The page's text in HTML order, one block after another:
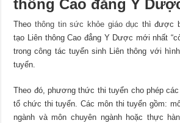
thông Cao đẳng Y
Theo thông tin sức khỏe giáo dục thì được
tạo Liên thông Cao đẳng Y Dược mới nhất
trong công tác tuyển sinh Liên thông với
tuyển.
Theo đó, phương thức thi tuyển cho phép
tổ chức thi tuyển. Các môn thi tuyển gồm:
ngành và môn chuyên ngành hoặc thực